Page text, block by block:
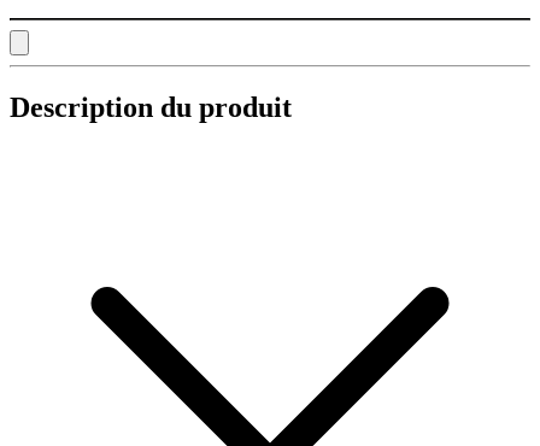
Description du produit